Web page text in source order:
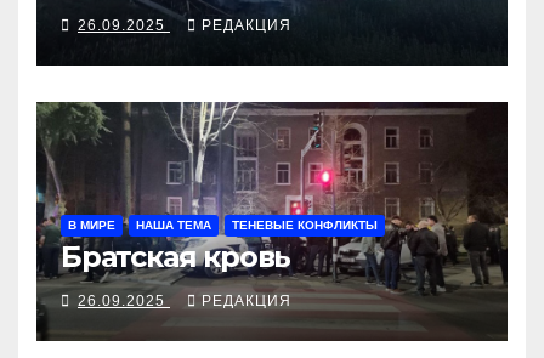
26.09.2025 РЕДАКЦИЯ
В МИРЕ НАША ТЕМА ТЕНЕВЫЕ КОНФЛИКТЫ
Братская кровь
26.09.2025 РЕДАКЦИЯ